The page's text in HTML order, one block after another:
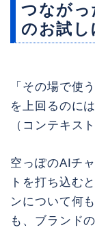
つながっ
のお試し
「その場で使
を上回るのに
（コンテキス
空っぽのAIチ
トを打ち込む
ンについて何
も、ブランド